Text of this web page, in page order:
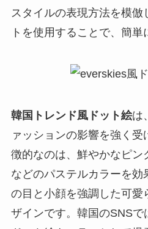
スタイルの表現方法を模
トを使用することで、簡単
韓国トレンド風ドット絵は
ァッションの影響を強く
徴的なのは、鮮やかなピン
などのパステルカラーを効
の目と小顔を強調した可愛
ザインです。韓国のSNS